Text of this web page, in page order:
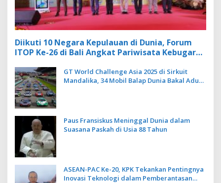
Diikuti 10 Negara Kepulauan di Dunia, Forum
ITOP Ke-26 di Bali Angkat Pariwisata Kebugaran
GT World Challenge Asia 2025 di Sirkuit
Mandalika, 34 Mobil Balap Dunia Bakal Adu
Paus Fransiskus Meninggal Dunia dalam
Suasana Paskah di Usia 88 Tahun
ASEAN-PAC Ke-20, KPK Tekankan Pentingnya
Inovasi Teknologi dalam Pemberantasan